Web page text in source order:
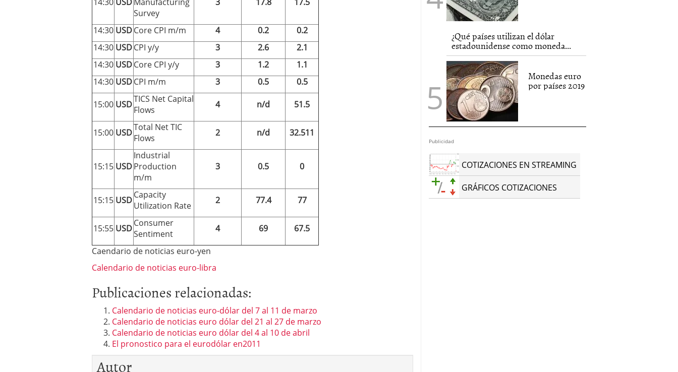
Survey
14:30 USDCore CPI m/m 4 0.2
0.2
14:30 USDCPI y/y 3 2.6
2.1
14:30 USDCore CPI y/y 3 1.2
1.1
14:30 USDCPI m/m 3 0.5 0.5
15:00 USDTICS Net Capital
Flows
4 n/d 51.5
15:00 USDTotal Net TIC
Flows
2 n/d 32.511
15:15 USD
Industrial
Production
m/m
3 0.5 0
15:15 USDCapacity
Utilization Rate
2 77.4 77
15:55 USDConsumer
Sentiment
4 69 67.5
Caendario de noticias euro-yen
Calendario de noticias euro-libra
Publicaciones relacionadas:
Calendario de noticias euro-dólar del 7 al 11 de marzo
Calendario de noticias euro dólar del 21 al 27 de marzo
Calendario de noticias euro dólar del 4 al 10 de abril
El pronostico para el eurodólar en2011
Autor
¿Qué países utilizan el dólar
estadounidense como moneda...
Monedas euro
por países 2019
Publicidad
COTIZACIONES EN STREAMING
GRÁFICOS COTIZACIONES